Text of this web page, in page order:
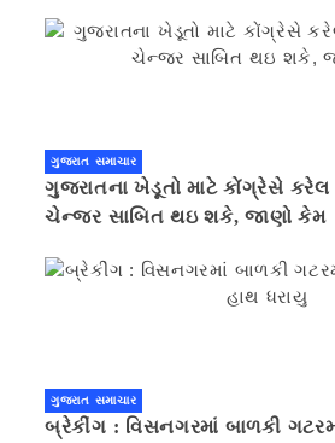
ગુજરાત સમાચાર
ગુજરાતના ખેડૂતો માટે કોંગ્રેસે
ચેન્જર સાબિત થઇ શકે, જાણો કેમ
ગુજરાત સમાચાર
બ્રેકીંગ : વિસનગરમાં બાળકી